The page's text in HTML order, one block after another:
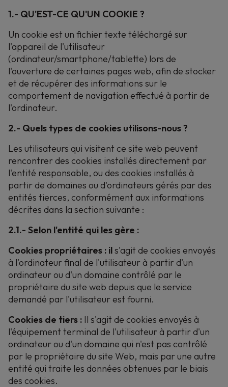
1.- QU'EST-CE QU'UN COOKIE ?
Un cookie est un fichier texte téléchargé sur
l'appareil de l'utilisateur
(ordinateur/smartphone/tablette) lors de
l'ouverture de certaines pages web, afin de stocker
et de récupérer des informations sur le
comportement de navigation effectué à partir de
l'ordinateur.
2.- Quels types de cookies utilisons-nous ?
Les utilisateurs qui visitent ce site web peuvent
rencontrer des cookies installés directement par
l'entité responsable, ou des cookies installés à
partir de domaines ou d'ordinateurs gérés par des
entités tierces, conformément aux informations
décrites dans la section suivante :
2.1.- Selon l'entité qui les gère :
Cookies propriétaires : ils'agit de cookies envoyés
à l'ordinateur final de l'utilisateur à partir d'un
ordinateur ou d'un domaine contrôlé par le
propriétaire du site web depuis que le service
demandé par l'utilisateur est fourni.
Cookies de tiers : Il s'agit de cookies envoyés à
l'équipement terminal de l'utilisateur à partir d'un
ordinateur ou d'un domaine qui n'est pas contrôlé
par le propriétaire du site Web, mais par une autre
entité qui traite les données obtenues par le biais
des cookies.